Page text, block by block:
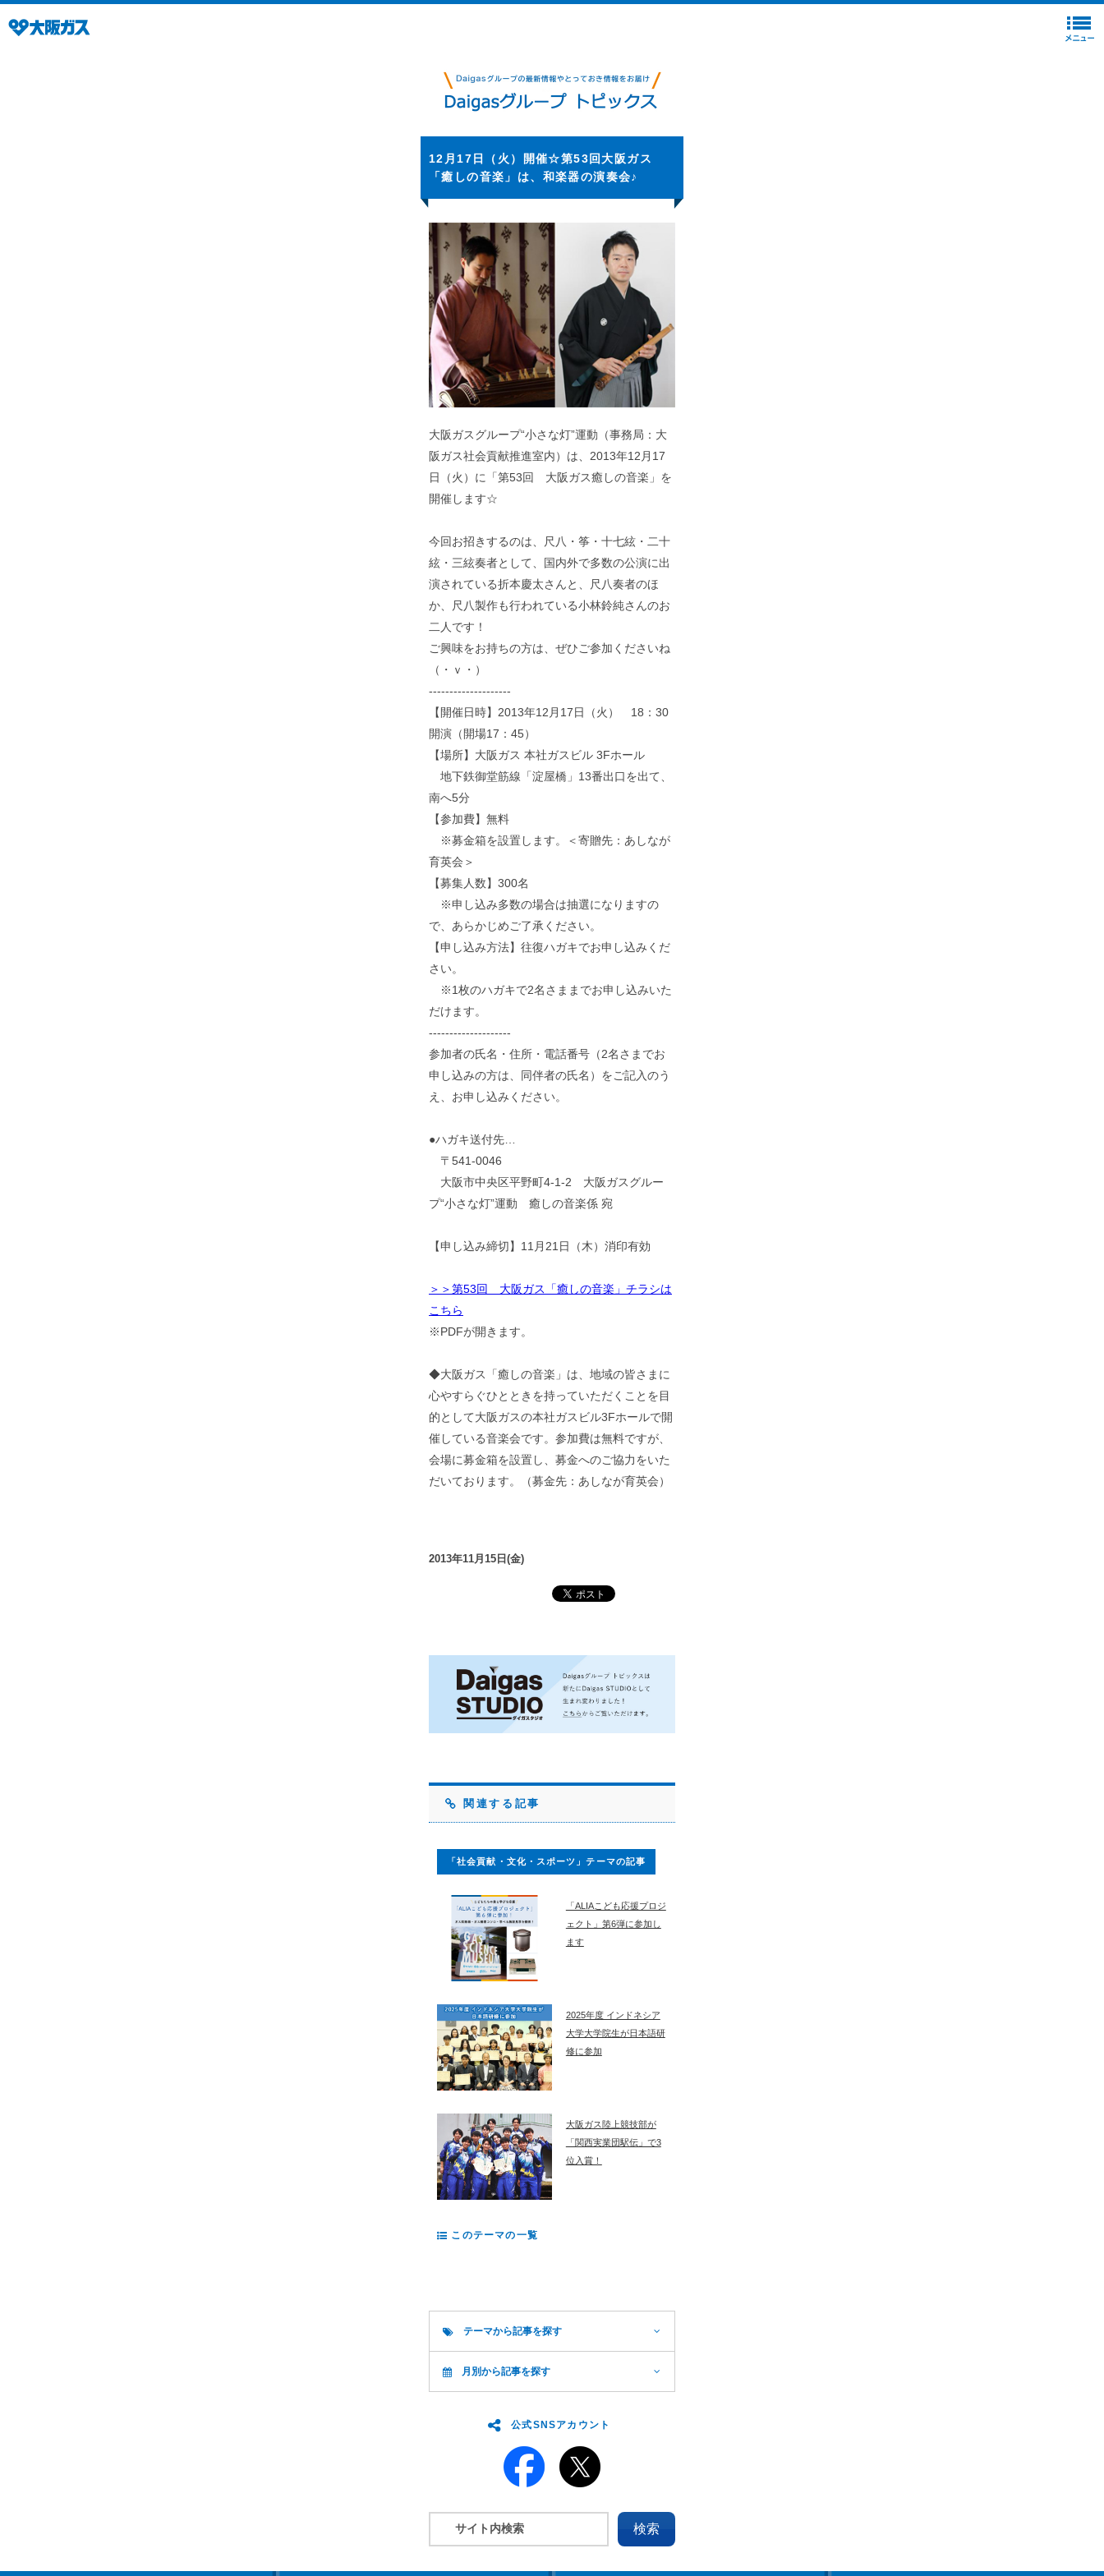
12月17日（火）開催☆第53回大阪ガス
「癒しの音楽」は、和楽器の演奏会♪
大阪ガスグループ“小さな灯”運動（事務局：大
阪ガス社会貢献推進室内）は、2013年12月17
日（火）に「第53回 大阪ガス癒しの音楽」を
開催します☆
今回お招きするのは、尺八・筝・十七絃・二十
絃・三絃奏者として、国内外で多数の公演に出
演されている折本慶太さんと、尺八奏者のほ
か、尺八製作も行われている小林鈴純さんのお
二人です！
ご興味をお持ちの方は、ぜひご参加くださいね
（・ｖ・）
--------------------
【開催日時】2013年12月17日（火） 18：30
開演（開場17：45）
【場所】大阪ガス 本社ガスビル 3Fホール
地下鉄御堂筋線「淀屋橋」13番出口を出て、
南へ5分
【参加費】無料
※募金箱を設置します。＜寄贈先：あしなが
育英会＞
【募集人数】300名
※申し込み多数の場合は抽選になりますの
で、あらかじめご了承ください。
【申し込み方法】往復ハガキでお申し込みくだ
さい。
※1枚のハガキで2名さままでお申し込みいた
だけます。
--------------------
参加者の氏名・住所・電話番号（2名さまでお
申し込みの方は、同伴者の氏名）をご記入のう
え、お申し込みください。
●ハガキ送付先…
〒541-0046
大阪市中央区平野町4-1-2 大阪ガスグルー
プ“小さな灯”運動 癒しの音楽係 宛
【申し込み締切】11月21日（木）消印有効
＞＞第53回 大阪ガス「癒しの音楽」チラシは
こちら
※PDFが開きます。
◆大阪ガス「癒しの音楽」は、地域の皆さまに
心やすらぐひとときを持っていただくことを目
的として大阪ガスの本社ガスビル3Fホールで開
催している音楽会です。参加費は無料ですが、
会場に募金箱を設置し、募金へのご協力をいた
だいております。（募金先：あしなが育英会）
2013年11月15日(金)
関連する記事
「社会貢献・文化・スポーツ」テーマの記事
「ALIAこども応援プロジ
ェクト」第6弾に参加し
ます
2025年度 インドネシア
大学大学院生が日本語研
修に参加
大阪ガス陸上競技部が
「関西実業団駅伝」で3
位入賞！
このテーマの一覧
テーマから記事を探す
月別から記事を探す
公式SNSアカウント